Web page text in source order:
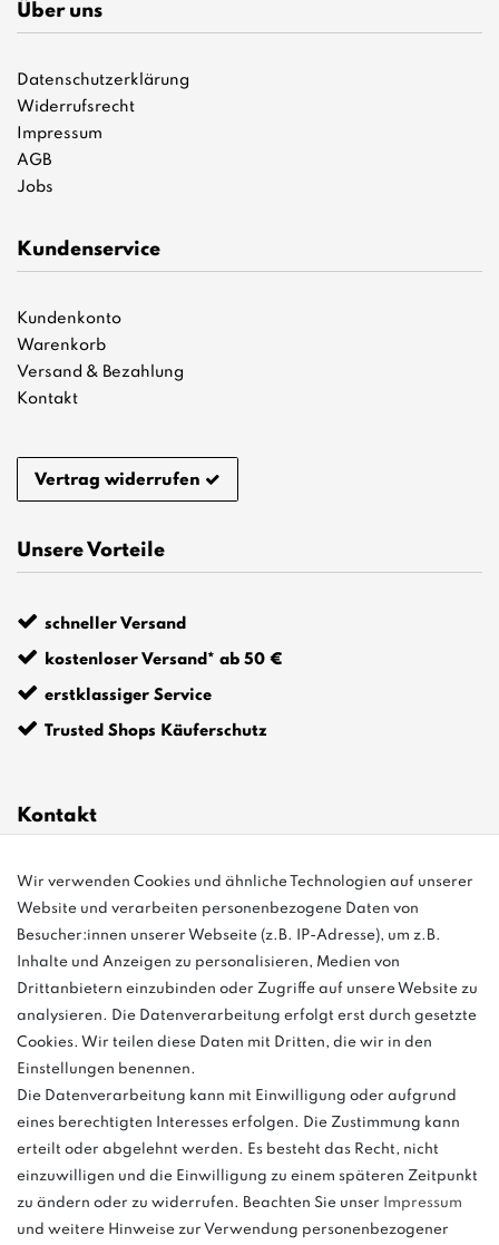
Über uns
Datenschutzerklärung
Widerrufsrecht
Impressum
AGB
Jobs
Kundenservice
Kundenkonto
Warenkorb
Versand & Bezahlung
Kontakt
Vertrag widerrufen
Unsere Vorteile
schneller Versand
kostenloser Versand* ab 50 €
erstklassiger Service
Trusted Shops Käuferschutz
Kontakt
info@bonvenon.de
03763 4048350
Montag - Freitag, 08:00 - 16:00
Anrufe aus dem dt. Festnetz zum Ortstarif, Preise aus dem Mobilfunknetz
ggf. abweichend (abhängig vom Provider).
und
weitere.
Wir verwenden Cookies und ähnliche Technologien auf unserer
Website und verarbeiten personenbezogene Daten von
Besucher:innen unserer Webseite (z.B. IP-Adresse), um z.B.
Inhalte und Anzeigen zu personalisieren, Medien von
Drittanbietern einzubinden oder Zugriffe auf unsere Website zu
analysieren. Die Datenverarbeitung erfolgt erst durch gesetzte
Cookies. Wir teilen diese Daten mit Dritten, die wir in den
Einstellungen benennen.
Die Datenverarbeitung kann mit Einwilligung oder aufgrund
eines berechtigten Interesses erfolgen. Die Zustimmung kann
erteilt oder abgelehnt werden. Es besteht das Recht, nicht
einzuwilligen und die Einwilligung zu einem späteren Zeitpunkt
zu ändern oder zu widerrufen. Beachten Sie unser
Impressum
und weitere Hinweise zur Verwendung personenbezogener